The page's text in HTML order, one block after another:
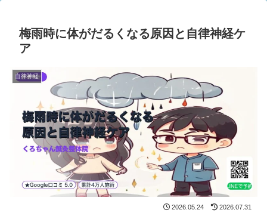
梅雨時に体がだるくなる原因と自律神経ケ
ア
自律神経
2026.05.24 2026.07.31